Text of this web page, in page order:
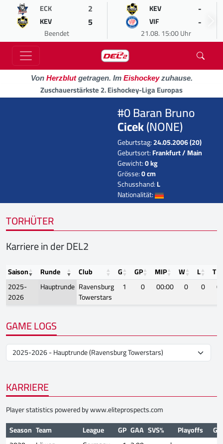
ECK 2
KEV 5
Beendet
KEV -
VIF -
21.08. 15:00 Uhr
Von Herzblutgetragen. Im Eishockeyzuhause.
Zuschauerstärkste 2. Eishockey-Liga Europas
#0 Baran Bruno
Cicek(NONE)
Geburtstag:24.05.2006 (20)
Geburtsort:Frankfurt / Main
Gewicht:0 kg
Grösse:0 cm
Schusshand:L
Nationalität:
TORHÜTER
Karriere in der DEL2
Saison Runde Club G GP MIP W L
T
2025-
2026
Hauptrunde Ravensburg
Towerstars
1 0 00:00 0 0 0
GAME LOGS
KARRIERE
Player statistics powered bywww.eliteprospects.com
Season Team League GP GAA SVS% Playoffs
GP